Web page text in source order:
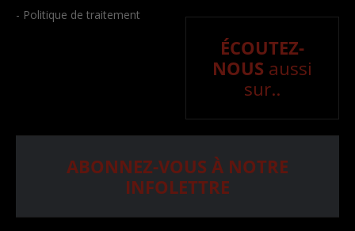
- Politique de traitement
ÉCOUTEZ-
NOUS aussi
sur..
ABONNEZ-VOUS À NOTRE
INFOLETTRE